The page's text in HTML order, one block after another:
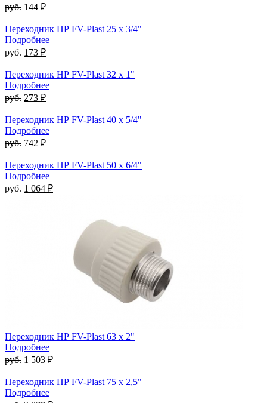
руб. 144 ₽
Переходник НР FV-Plast 25 x 3/4"
Подробнее
руб. 173 ₽
Переходник НР FV-Plast 32 x 1"
Подробнее
руб. 273 ₽
Переходник НР FV-Plast 40 x 5/4"
Подробнее
руб. 742 ₽
Переходник НР FV-Plast 50 x 6/4"
Подробнее
руб. 1 064 ₽
Переходник НР FV-Plast 63 x 2"
Подробнее
руб. 1 503 ₽
Переходник НР FV-Plast 75 x 2,5"
Подробнее